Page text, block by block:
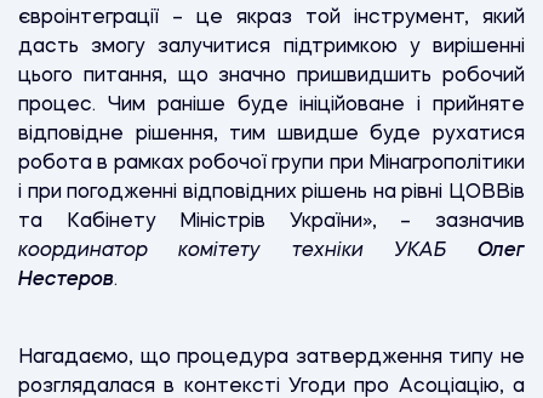
євроінтеграції – це якраз той інструмент, який
дасть змогу залучитися підтримкою у вирішенні
цього питання, що значно пришвидшить робочий
процес. Чим раніше буде ініційоване і прийняте
відповідне рішення, тим швидше буде рухатися
робота в рамках робочої групи при Мінагрополітики
і при погодженні відповідних рішень на рівні ЦОВВів
та Кабінету Міністрів України», – зазначив
координатор комітету техніки УКАБ Олег
Нестеров.
Нагадаємо, що процедура затвердження типу не
розглядалася в контексті Угоди про Асоціацію, а